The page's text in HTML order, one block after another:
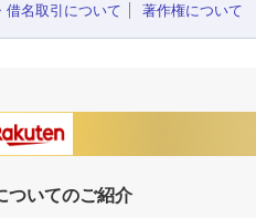
借名取引について
著作権について
ついてのご紹介